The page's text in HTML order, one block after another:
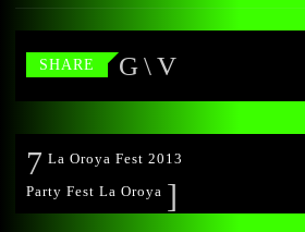
SHARE
La Oroya Fest 2013
Party Fest La Oroya